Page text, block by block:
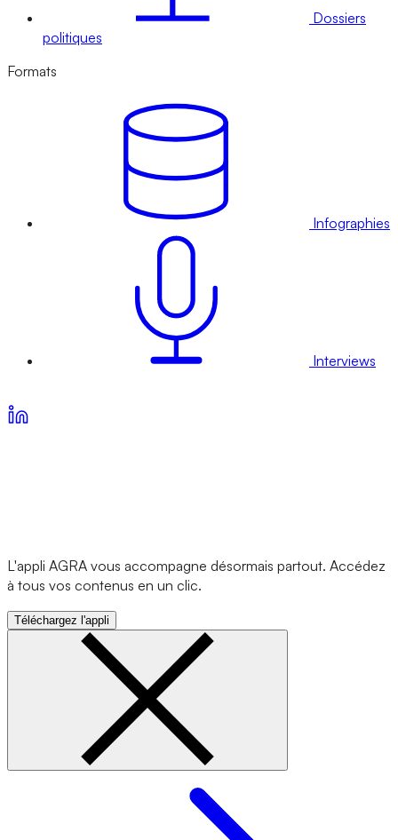
Dossiers
politiques
Formats
Infographies
Interviews
L'appli AGRA vous accompagne désormais partout. Accédez
à tous vos contenus en un clic.
Téléchargez l'appli